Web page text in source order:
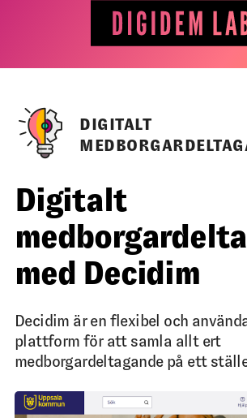
DIGITALT
Digitalt
med Decidim
Decidim är en flexibel och
plattform för att samla allt ert
medborgardeltagande på ett